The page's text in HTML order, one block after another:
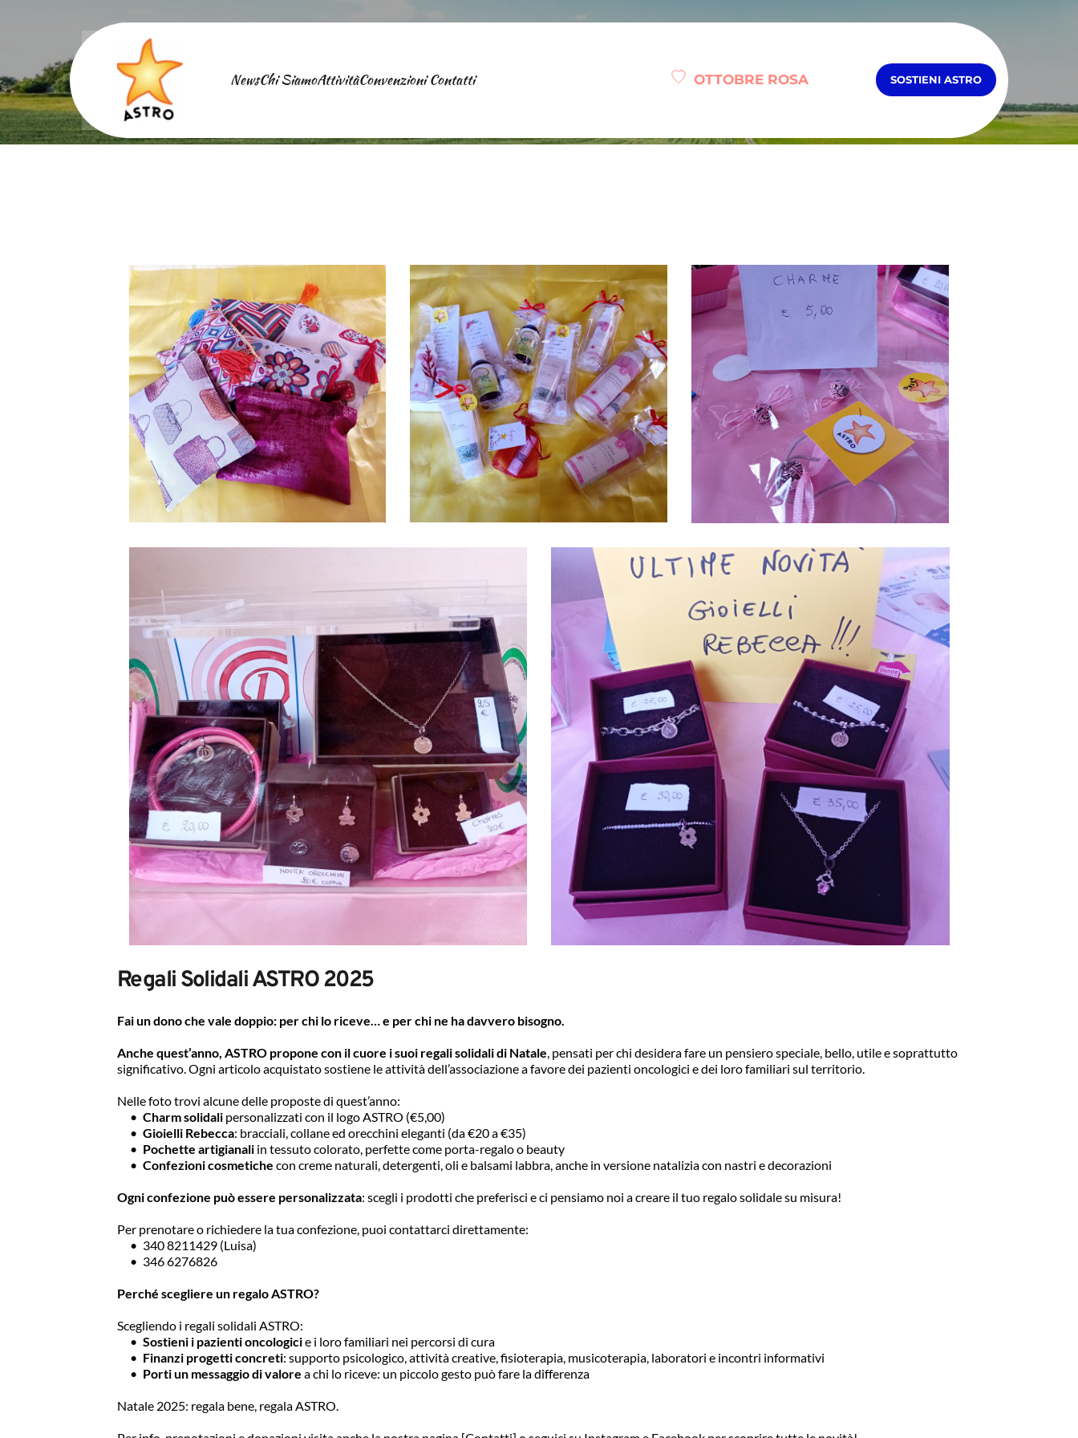
NewsChi SiamoAttivitàConvenzioniContatti OTTOBRE ROSA SOSTIENI ASTRO
Regali Solidali ASTRO 2025
Fai un dono che vale doppio: per chi lo riceve… e per chi ne ha davvero bisogno.
Anche quest’anno, ASTRO propone con il cuore i suoi regali solidali di Natale, pensati per chi desidera fare un pensiero speciale, bello, utile e soprattutto
significativo. Ogni articolo acquistato sostiene le attività dell’associazione a favore dei pazienti oncologici e dei loro familiari sul territorio.
Nelle foto trovi alcune delle proposte di quest’anno:
Charm solidali personalizzati con il logo ASTRO (€5,00)
Gioielli Rebecca: bracciali, collane ed orecchini eleganti (da €20 a €35)
Pochette artigianali in tessuto colorato, perfette come porta-regalo o beauty
Confezioni cosmetiche con creme naturali, detergenti, oli e balsami labbra, anche in versione natalizia con nastri e decorazioni
Ogni confezione può essere personalizzata: scegli i prodotti che preferisci e ci pensiamo noi a creare il tuo regalo solidale su misura!
Per prenotare o richiedere la tua confezione, puoi contattarci direttamente:
340 8211429 (Luisa)
346 6276826
Perché scegliere un regalo ASTRO?
Scegliendo i regali solidali ASTRO:
Sostieni i pazienti oncologici e i loro familiari nei percorsi di cura
Finanzi progetti concreti: supporto psicologico, attività creative, fisioterapia, musicoterapia, laboratori e incontri informativi
Porti un messaggio di valore a chi lo riceve: un piccolo gesto può fare la differenza
Natale 2025: regala bene, regala ASTRO.